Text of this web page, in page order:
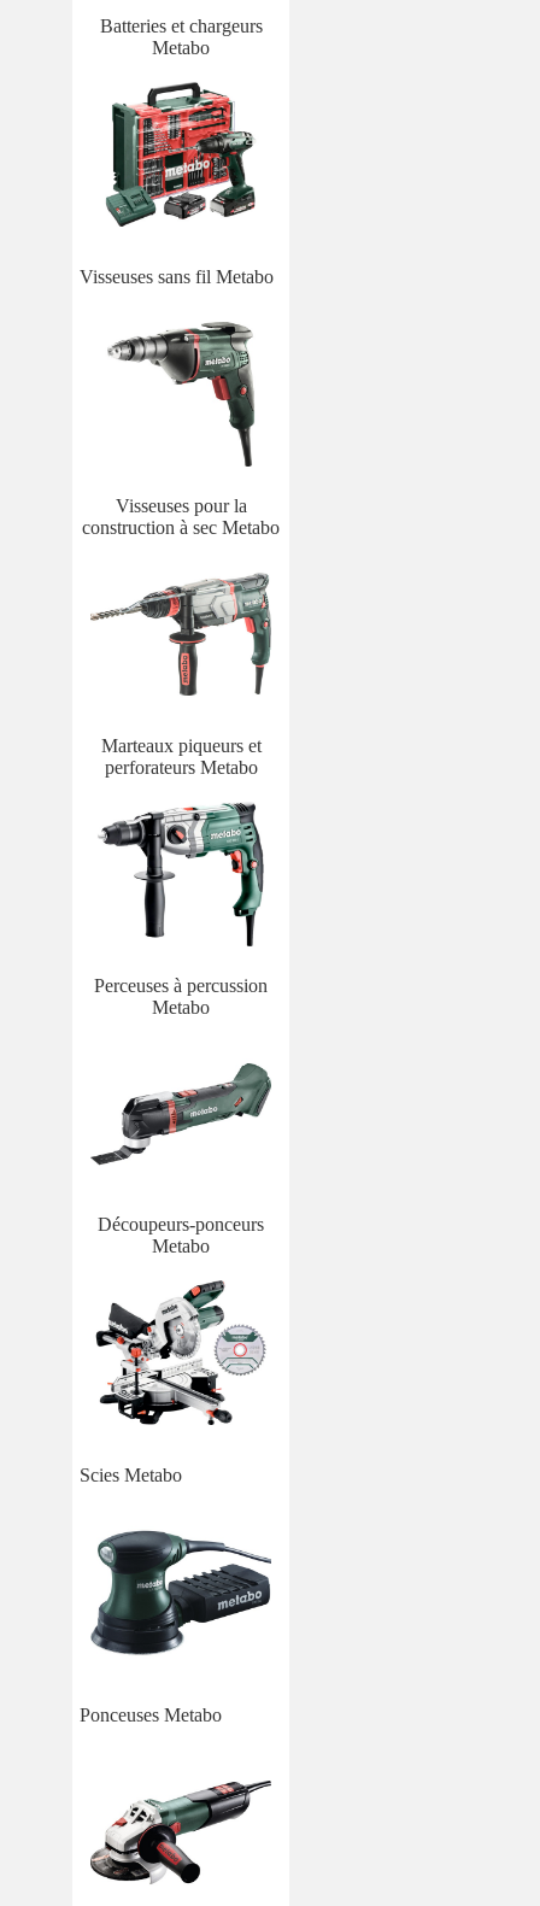
Batteries et chargeurs
Metabo
Visseuses sans fil Metabo
Visseuses pour la
construction à sec Metabo
Marteaux piqueurs et
perforateurs Metabo
Perceuses à percussion
Metabo
Découpeurs-ponceurs
Metabo
Scies Metabo
Ponceuses Metabo